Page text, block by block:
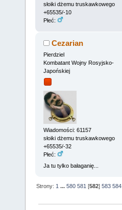
słoiki dżemu truskawkowego
+65535/-10
Płeć:
Cezarian
Pierdziel
Kombatant Wojny Rosyjsko-
Japońskiej
Wiadomości: 61157
słoiki dżemu truskawkowego
+65535/-32
Płeć:
Ja tu tylko bałaganię...
Strony: 1 ...580 581 [582]583 584